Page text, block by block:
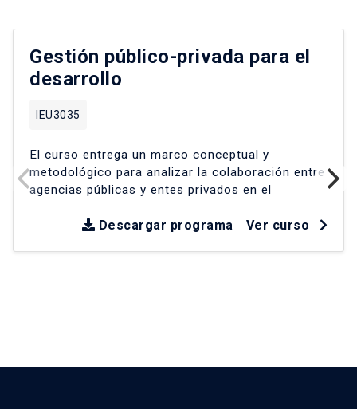
Gestión público-privada para el
desarrollo
IEU3035
El curso entrega un marco conceptual y
metodológico para analizar la colaboración entre
agencias públicas y entes privados en el
desarrollo territorial
Se reflexiona críticamente
sobre experiencias en América Latina y Chile
Ver curso
Descargar programa